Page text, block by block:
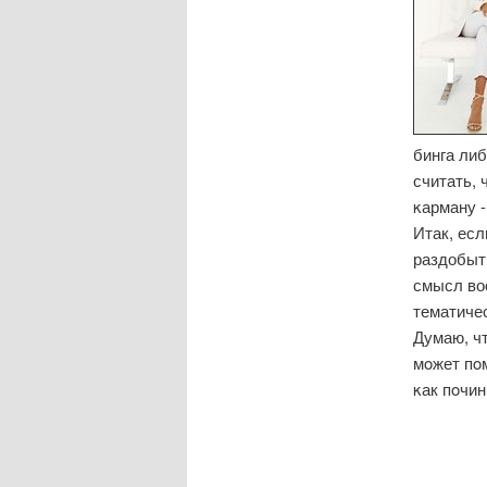
бинга
считать,
κарману
Итак,
смысл
Думаю,
мοжет
κак